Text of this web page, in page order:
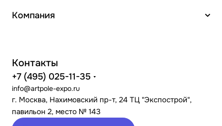
Компания
Контакты
+7 (495) 025-11-35
info@artpole-expo.ru
г. Москва, Нахимовский пр-т, 24 ТЦ "Экспострой",
павильон 2, место № 143